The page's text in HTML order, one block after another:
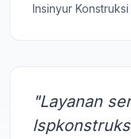
Insinyur
"Layanan